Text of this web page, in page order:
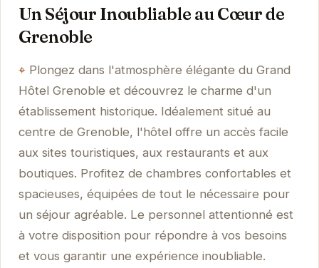
Un Séjour Inoubliable au Cœur de
Grenoble
Plongez dans l'atmosphère élégante du Grand
Hôtel Grenoble et découvrez le charme d'un
établissement historique. Idéalement situé au
centre de Grenoble, l'hôtel offre un accès facile
aux sites touristiques, aux restaurants et aux
boutiques. Profitez de chambres confortables et
spacieuses, équipées de tout le nécessaire pour
un séjour agréable. Le personnel attentionné est
à votre disposition pour répondre à vos besoins
et vous garantir une expérience inoubliable.